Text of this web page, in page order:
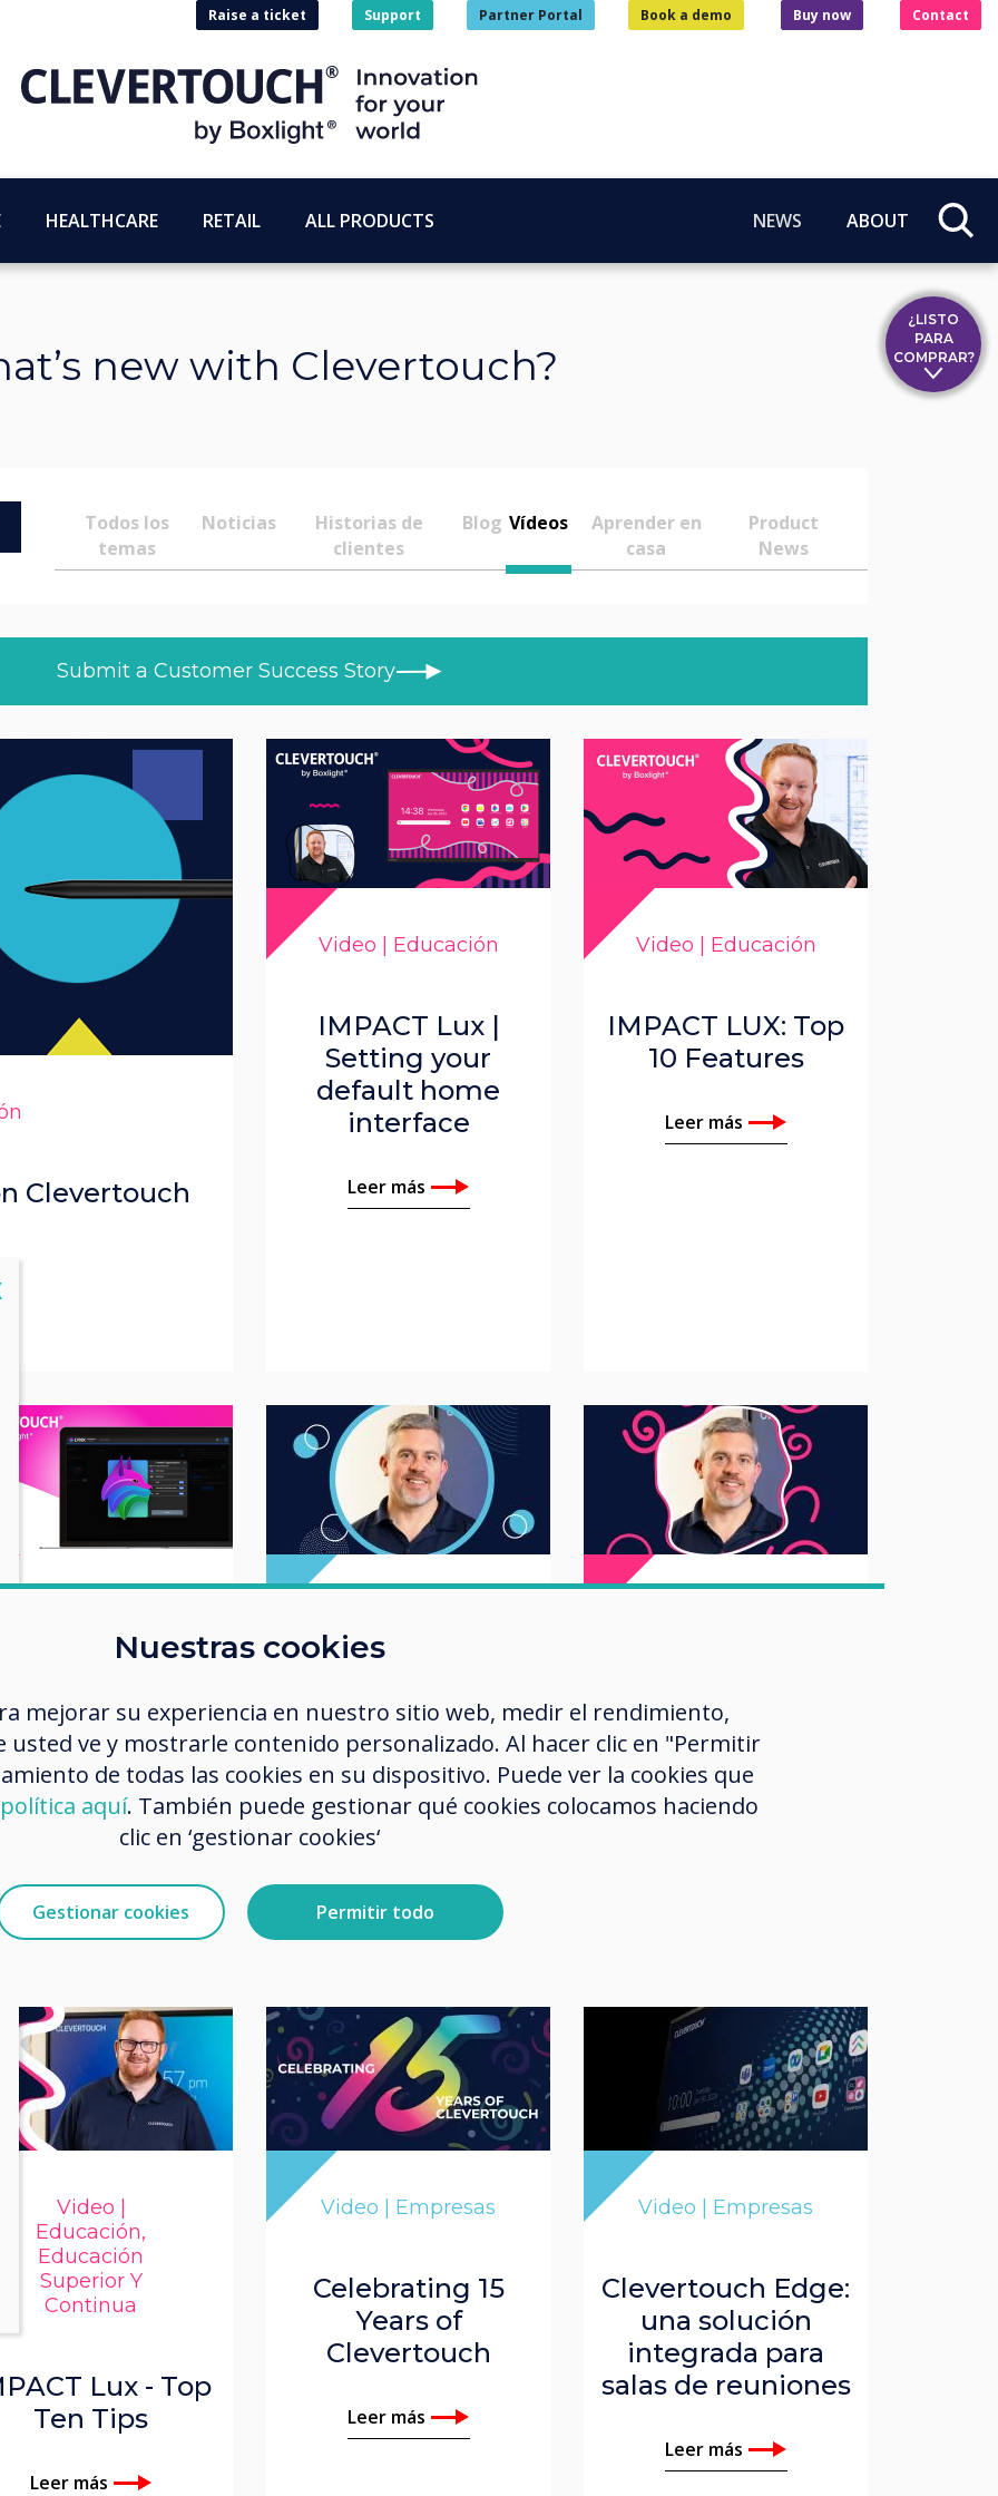
Raise a ticket Support Partner Portal Book a demo Buy now Contact
HEALTHCARE RETAIL ALL PRODUCTS NEWS ABOUT
new with Clevertouch?
Todos los
temas
Noticias
Historias de
clientes
Blog Vídeos
Aprender en
casa
Product
News
Submit a Customer Success Story
Clevertouch
Video | Educación
IMPACT Lux |
Setting your
default home
interface
Leer más
Video | Educación
IMPACT LUX: Top
10 Features
Leer más
Features: AI
Builder and
pens
The new way to
create
presentations for
Enterprise
Leer más
Tour
Leer más
Video |
Educación,
Educación
Superior Y
Continua
Lux - Top
Ten Tips
Leer más
Video | Empresas
Celebrating 15
Years of
Clevertouch
Leer más
Video | Empresas
Clevertouch Edge:
una solución
integrada para
salas de reuniones
Leer más
¿LISTO
PARA
COMPRAR?
Nuestras cookies
mejorar su experiencia en nuestro sitio web, medir el rendimiento,
ve y mostrarle contenido personalizado. Al hacer clic en "Permitir
de todas las cookies en su dispositivo. Puede ver la cookies que
aquí. También puede gestionar qué cookies colocamos haciendo
clic en ‘gestionar cookies‘
Gestionar cookies Permitir todo